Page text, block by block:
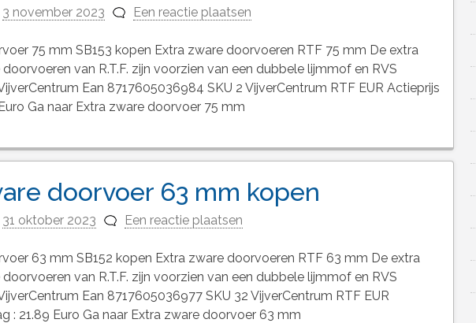
3 november 2023 Een reactie plaatsen
75 mm SB153 kopen Extra zware doorvoeren RTF 75 mm De extra
van R.T.F. zijn voorzien van een dubbele lijmmof en RVS
Ean 8717605036984 SKU 2 VijverCentrum RTF EUR Actieprijs
Ga naar Extra zware doorvoer 75 mm
doorvoer 63 mm kopen
31 oktober 2023 Een reactie plaatsen
63 mm SB152 kopen Extra zware doorvoeren RTF 63 mm De extra
van R.T.F. zijn voorzien van een dubbele lijmmof en RVS
Ean 8717605036977 SKU 32 VijverCentrum RTF EUR
: 21.89 Euro Ga naar Extra zware doorvoer 63 mm